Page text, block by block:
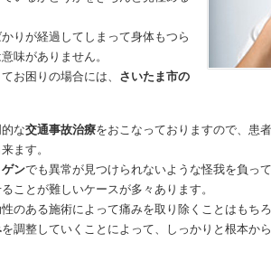
りが経過してしまって身体もつら
味がありません。
お困りの場合には、 さいたま市の
な交通事故治療をおこなっておりますので、患
ます。
ゲンでも異常が見つけられないような怪我を負っ
ことが難しいケースが多々あります。
のある施術によって痛みを取り除くことはもち
を調整していくことによって、しっかりと根本か